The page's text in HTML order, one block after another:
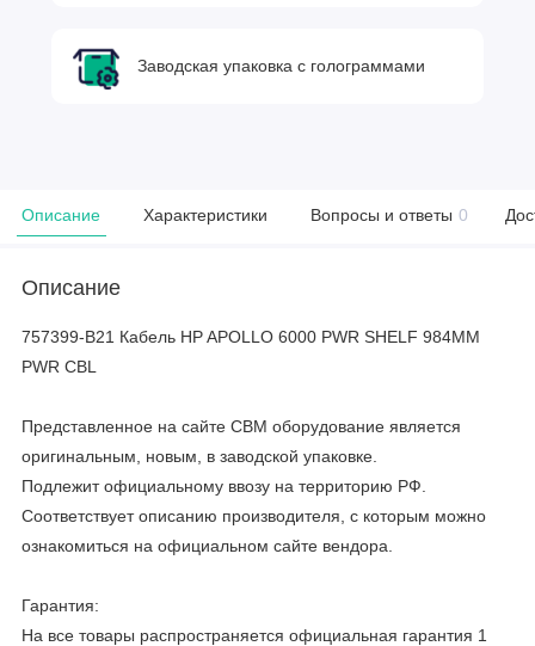
Заводская упаковка с голограммами
Описание Характеристики Вопросы и ответы 0
Описание
757399-B21 Кабель HP APOLLO 6000 PWR SHELF 984MM
PWR CBL
Представленное на сайте CBM оборудование является
оригинальным, новым, в заводской упаковке.
Подлежит официальному ввозу на территорию РФ.
Соответствует описанию производителя, с которым можно
ознакомиться на официальном сайте вендора.
Гарантия:
На все товары распространяется официальная гарантия 1